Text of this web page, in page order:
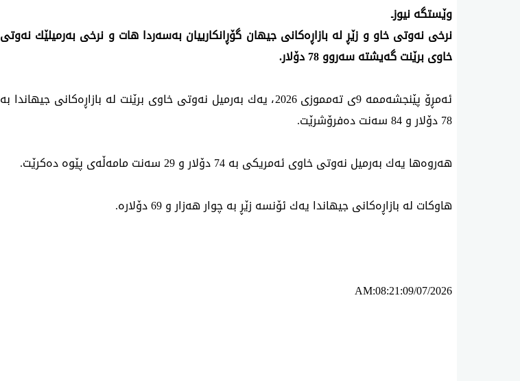
‌وێستگه‌ نیوزـ
نرخی نه‌وتی خاو و زێڕ له‌ بازاڕه‌كانی جیهان گۆڕانكارییان به‌سه‌ردا هات و نرخی‌ به‌رمیلێك نه‌وتی‌
خاوی‌ برێنت گه‌یشته‌ سه‌روو 78 دۆلار.
ئه‌مڕۆ پێنجشه‌ممه‌‌ 9ی‌ ته‌مموزی‌ 2026، یه‌ك به‌رمیل نه‌وتی خاوی برێنت له‌ بازاڕه‌كانی‌ جیهاندا به‌
78 دۆلار و 84 سه‌نت ده‌فرۆشرێت.
هه‌روه‌ها یه‌ك به‌رمیل نه‌وتی خاوی ئه‌مریكی به‌ 74 دۆلار و 29 سه‌نت مامه‌ڵه‌ی‌ پێوه‌ ده‌كرێت.
هاوكات له‌ بازاڕه‌كانی‌ جیهاندا یه‌ك ئۆنسه‌ زێڕ به‌ چوار هه‌زار و 69 دۆلاره‌.
AM:08:21:09/07/2026